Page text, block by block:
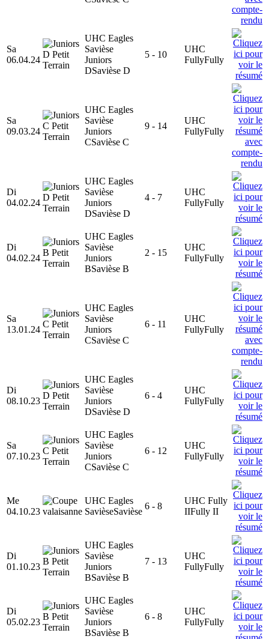
Sa
06.04.24
UHC Eagles
Savièse
Juniors
DSavièse D
5 - 10
UHC
FullyFully
Sa
09.03.24
UHC Eagles
Savièse
Juniors
CSavièse C
9 - 14
UHC
FullyFully
Di
04.02.24
UHC Eagles
Savièse
Juniors
DSavièse D
4 - 7
UHC
FullyFully
Di
04.02.24
UHC Eagles
Savièse
Juniors
BSavièse B
2 - 15
UHC
FullyFully
Sa
13.01.24
UHC Eagles
Savièse
Juniors
CSavièse C
6 - 11
UHC
FullyFully
Di
08.10.23
UHC Eagles
Savièse
Juniors
DSavièse D
6 - 4
UHC
FullyFully
Sa
07.10.23
UHC Eagles
Savièse
Juniors
CSavièse C
6 - 12
UHC
FullyFully
Me
04.10.23
UHC Eagles
SavièseSavièse
6 - 8
UHC Fully
IIFully II
Di
01.10.23
UHC Eagles
Savièse
Juniors
BSavièse B
7 - 13
UHC
FullyFully
Di
05.02.23
UHC Eagles
Savièse
Juniors
BSavièse B
6 - 8
UHC
FullyFully